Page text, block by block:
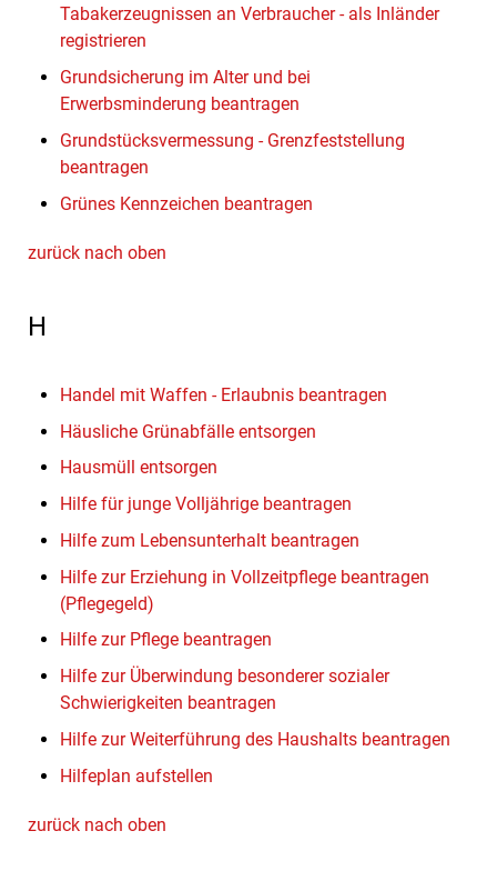
Tabakerzeugnissen an Verbraucher - als Inländer
registrieren
Grundsicherung im Alter und bei
Erwerbsminderung beantragen
Grundstücksvermessung - Grenzfeststellung
beantragen
Grünes Kennzeichen beantragen
zurück nach oben
H
Handel mit Waffen - Erlaubnis beantragen
Häusliche Grünabfälle entsorgen
Hausmüll entsorgen
Hilfe für junge Volljährige beantragen
Hilfe zum Lebensunterhalt beantragen
Hilfe zur Erziehung in Vollzeitpflege beantragen
(Pflegegeld)
Hilfe zur Pflege beantragen
Hilfe zur Überwindung besonderer sozialer
Schwierigkeiten beantragen
Hilfe zur Weiterführung des Haushalts beantragen
Hilfeplan aufstellen
zurück nach oben